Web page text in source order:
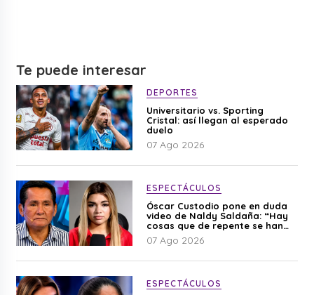
Te puede interesar
DEPORTES
Universitario vs. Sporting
Cristal: así llegan al esperado
duelo
07 Ago 2026
ESPECTÁCULOS
Óscar Custodio pone en duda
video de Naldy Saldaña: “Hay
cosas que de repente se han
editado”
07 Ago 2026
ESPECTÁCULOS